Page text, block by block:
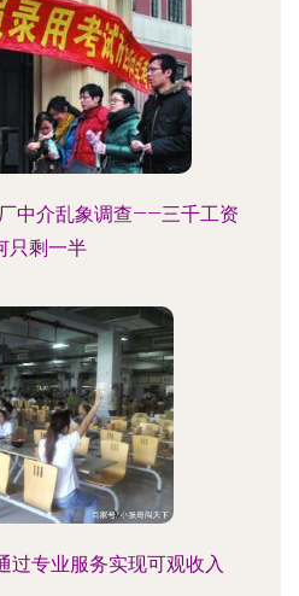
中介乱象调查——三千工资
只剩一半
过专业服务实现可观收入